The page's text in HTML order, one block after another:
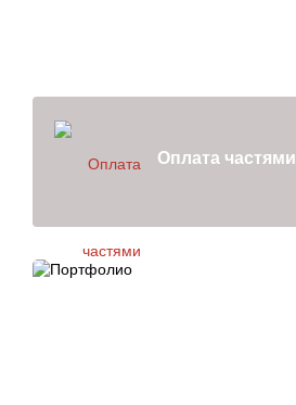
Оплата частями